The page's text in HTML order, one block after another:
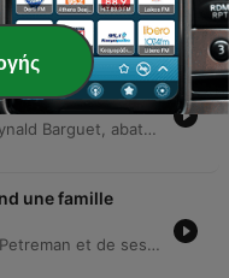
Ce récit retrace l'histoire du meurtre de Jean-Paul Chardenou, un garagiste abattu en 2010 par son ami Marc Feral. L'enquête explore les mobiles passionnels liés à Martine, l'ex-compagne de l'assassin et nouvelle amante de la victime. L'épisode détaille les motivations de Marc Feral, marquées par une trahison amoureuse et un harcèlement téléphonique humiliant. Les tensions et les menaces perçues ont finalement conduit à l'affrontement fatal au garage des Chardenou.
une famille s'unit
Cet épisode retrace l'assassinat de Reynald Barguet, abattu par balle dans sa caravane en février 2016. L'enquête révèle l'implication de son ex-compagne Coralie et de son nouveau compagnon Alexandre Petroman, ce dernier ayant avoué avoir orchestré le meurtre pour protéger Coralie. L'investigation explore également la thèse d'une manipulation par la belle-mère, Valérie Andrieux. Les enquêteurs soupçonnent que cette dernière soit le véritable cerveau de l'opération, s'appuyant sur des indices tels que des achats suspects et une communication intense avec Alexandre Petroman la nuit des faits.
une famille
Ce récit retrace le procès d'Alexandre Petreman et de ses co-accusés pour l'assassinat de Reynald. À travers les témoignages bouleversants des familles, les contradictions des accusés et les accusations graves portées par Coralie, l'audience met en lumière la tragédie humaine derrière l'acte criminel. L'épisode détaille également le verdict final, précisant les peines de prison prononcées pour Alexandre Petreman et Valérie Andrieux. Le récit se conclut sur l'émotion intense des familles impliquées et un échange poignant entre le père de la victime et celui de l'accusé à l'issue de l'audience.